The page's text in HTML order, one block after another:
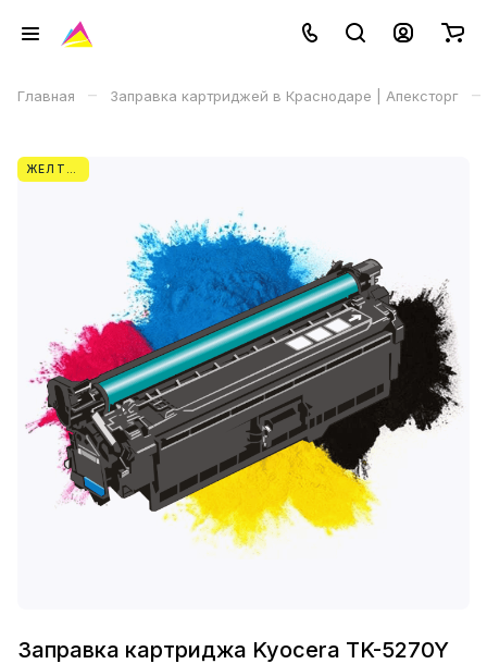
Главная – Заправка картриджей в Краснодаре | Апексторг –
Заправка картриджа Kyocera TK-5270Y